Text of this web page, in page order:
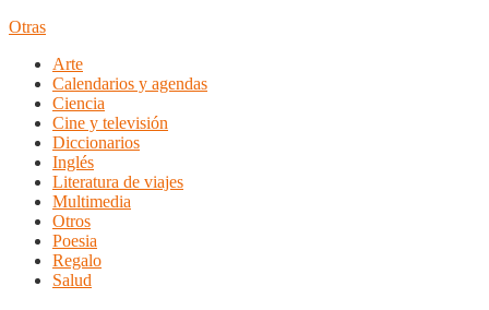
Otras
Arte
Calendarios y agendas
Ciencia
Cine y televisión
Diccionarios
Inglés
Literatura de viajes
Multimedia
Otros
Poesia
Regalo
Salud